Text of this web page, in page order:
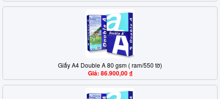
Giấy A4 Double A 80 gsm ( ram/550 tờ)
Giá: 86.900,00 ₫